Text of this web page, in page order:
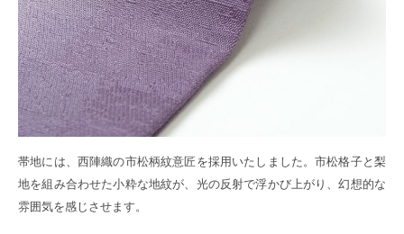
帯地には、西陣織の市松柄紋意匠を採用いたしました。市松格子と梨
地を組み合わせた小粋な地紋が、光の反射で浮かび上がり、幻想的な
雰囲気を感じさせます。